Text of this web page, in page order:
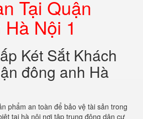
Tại Quận
Nội 1
Két Sắt Khách
đông anh Hà
phẩm an toàn để bảo vệ tài sản trong
tại hà nội nơi tập trung đông dân cư